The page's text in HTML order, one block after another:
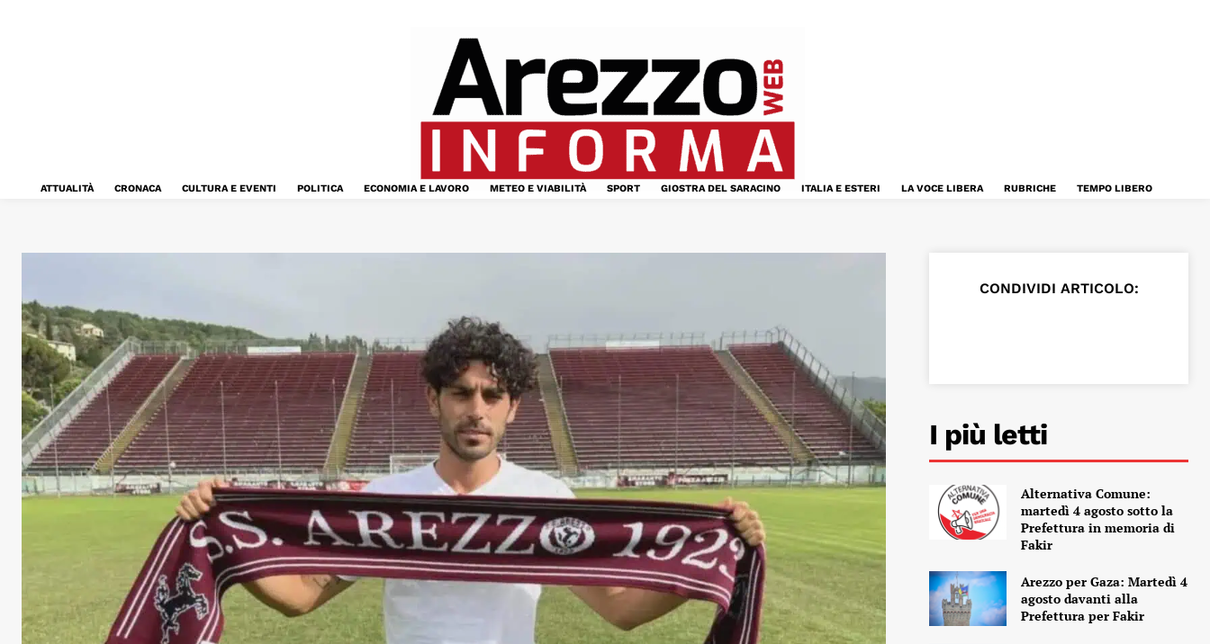
ATTUALITÀ CRONACA CULTURA E EVENTI POLITICA ECONOMIA E LAVORO METEO E VIABILITÀ SPORT GIOSTRA DEL SARACINO ITALIA E ESTERI LA VOCE LIBERA RUBRICHE TEMPO LIBERO
CONDIVIDI ARTICOLO:
I più letti
Alternativa Comune:
martedì 4 agosto sotto la
Prefettura in memoria di
Fakir
Arezzo per Gaza: Martedì 4
agosto davanti alla
Prefettura per Fakir